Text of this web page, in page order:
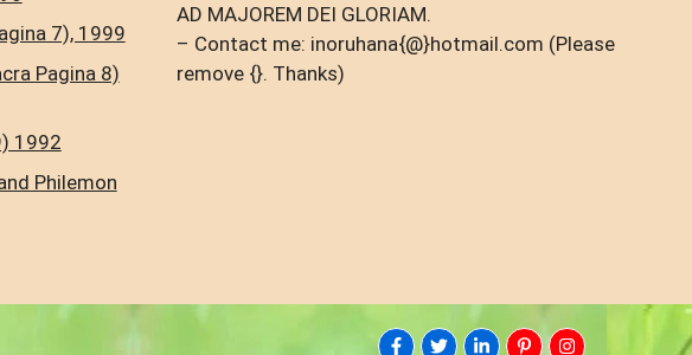
7), 1999
Pagina 8)
1992
Philemon
AD MAJOREM DEI GLORIAM.
– Contact me: inoruhana{@}hotmail.com (Please
remove {}. Thanks)